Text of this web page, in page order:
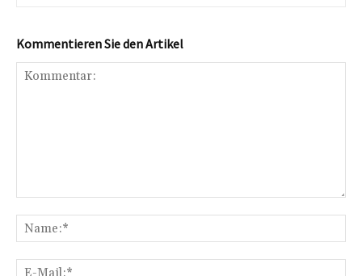
Kommentieren Sie den Artikel